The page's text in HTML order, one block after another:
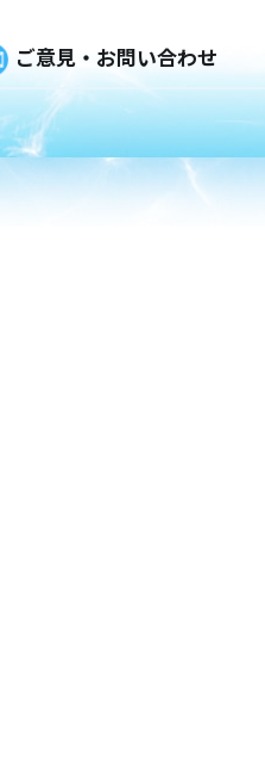
ご意見・お問い合わせ